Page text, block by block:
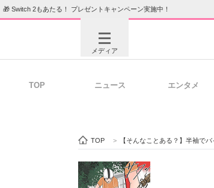
🎁 Switch 2もあたる！ プレゼントキャンペーン実施中！
メディア
ビジネスと働き方のヒント
TOP ニュース エンタメ
TOP > 【そんなことある？】半袖で